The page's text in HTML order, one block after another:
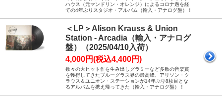
ハウス（元マンドリン・オレンジ）によるコロナ過を経
ての4年ぶりスタジオ・アルバム（輸入・アナログ盤）！
＜LP＞Alison Krauss & Union
Station - Arcadia（輸入・アナログ
盤）（2025/04/10入荷）
4,000円(税込4,400円)
数々の大ヒット作を生み出しグラミーなど多数の音楽賞
を獲得してきたブルーグラス界の最高峰、アリソン・ク
ラウス＆ユニオン・ステーションが14年ぶり8枚目とな
るアルバムを携え帰ってきた（輸入・アナログ盤）！